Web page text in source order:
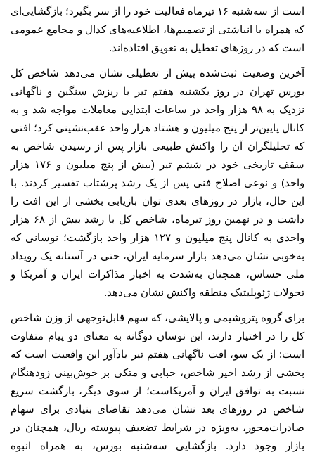
است از سه‌شنبه ۱۶ تیرماه فعالیت خود را از سر بگیرد؛ بازگشایی‌ای
که همراه با انباشتی از تصمیم‌ها، اطلاعیه‌های کدال و مجامع عمومی
است که در روزهای تعطیل به تعویق افتاده‌اند.
آخرین وضعیت ثبت‌شده پیش از تعطیلی نشان می‌دهد شاخص کل
بورس تهران در روز یکشنبه هفتم تیر با ریزش سنگین و ناگهانی
نزدیک به ۹۸ هزار واحد در ساعات ابتدایی معاملات مواجه شد و به
کانال پایین‌تر از پنج میلیون و هشتاد هزار واحد عقب‌نشینی کرد؛ افتی
که تحلیلگران آن را واکنش طبیعی بازار پس از رسیدن شاخص به
سقف تاریخی خود در ششم تیر (بیش از پنج میلیون و ۱۷۶ هزار
واحد) و نوعی اصلاح فنی پس از یک رشد پرشتاب تفسیر کردند. با
این حال، بازار در روزهای بعدی توان بازیابی بخشی از این افت را
داشت و در نهمین روز تیرماه، شاخص کل با رشد بیش از ۶۸ هزار
واحدی به کانال پنج میلیون و ۱۲۷ هزار واحد بازگشت؛ نوسانی که
به‌خوبی نشان می‌دهد بازار سرمایه ایران، حتی در آستانه یک رویداد
ملی حساس، همچنان به‌شدت به اخبار مذاکرات ایران و آمریکا و
تحولات ژئوپلیتیک منطقه واکنش نشان می‌دهد.
برای گروه پتروشیمی و پالایشی، که سهم قابل‌توجهی از وزن شاخص
کل را در اختیار دارند، این نوسان دوگانه به معنای دو پیام متفاوت
است: از یک سو، افت ناگهانی هفتم تیر یادآور این واقعیت است که
بخشی از رشد اخیر شاخص، حبابی و متکی بر خوش‌بینی زودهنگام
نسبت به توافق ایران و آمریکاست؛ از سوی دیگر، بازگشت سریع
شاخص در روزهای بعد نشان می‌دهد تقاضای بنیادی برای سهام
صادرات‌محور، به‌ویژه در شرایط تضعیف پیوسته ریال، همچنان در
بازار وجود دارد. بازگشایی سه‌شنبه بورس، به همراه انبوه